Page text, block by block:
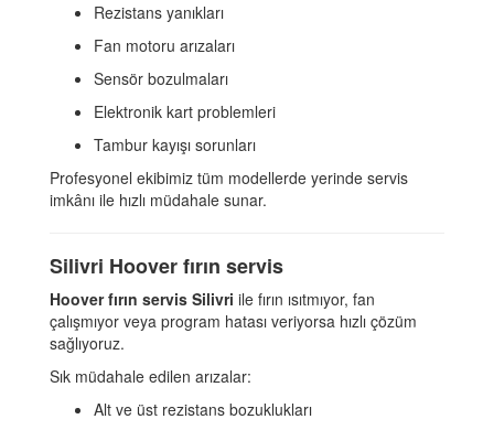
Rezistans yanıkları
Fan motoru arızaları
Sensör bozulmaları
Elektronik kart problemleri
Tambur kayışı sorunları
Profesyonel ekibimiz tüm modellerde yerinde servis
imkânı ile hızlı müdahale sunar.
Silivri Hoover fırın servis
Hoover fırın servis Silivri ile fırın ısıtmıyor, fan
çalışmıyor veya program hatası veriyorsa hızlı çözüm
sağlıyoruz.
Sık müdahale edilen arızalar:
Alt ve üst rezistans bozuklukları